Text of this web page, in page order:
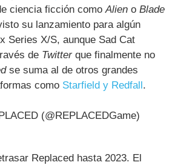
ciencia ficción comoAlien o Blade
su lanzamiento para algún
Series X/S, aunque Sad Cat
de Twitterque finalmente no
se suma al de otros grandes
como Starfield y Redfall .
(@REPLACEDGame)
Replaced hasta 2023. El